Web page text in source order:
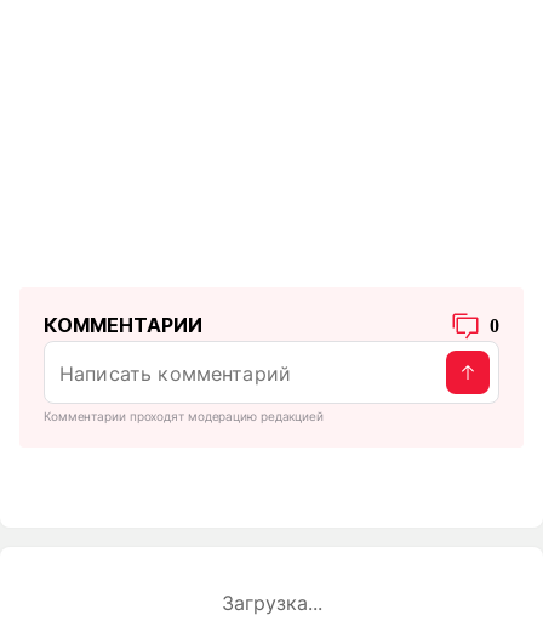
КОММЕНТАРИИ 0
Комментарии проходят модерацию редакцией
Загрузка...